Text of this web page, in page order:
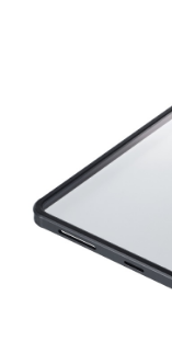
背面・側面をす
メーカー希望小売価格：
¥3,260
生産終了品
・シンプルで丈夫な